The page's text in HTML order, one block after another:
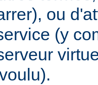
ou
(y